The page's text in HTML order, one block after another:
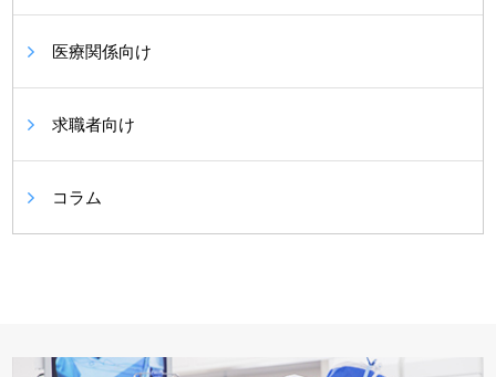
医療関係向け
求職者向け
コラム